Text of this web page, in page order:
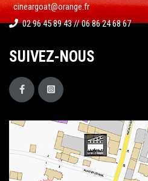
cineargoat@orange.fr
02 96 45 89 43 // 06 86 24 68 67
SUIVEZ-NOUS